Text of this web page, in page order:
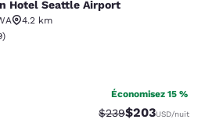
Seattle Airport
Hotel Seattle Airport
4.2 km
Très Bien. 619 commentaires
)
Économisez 15 %
Tarif barré :
$239Tarif réduit :
$203USD/nuit